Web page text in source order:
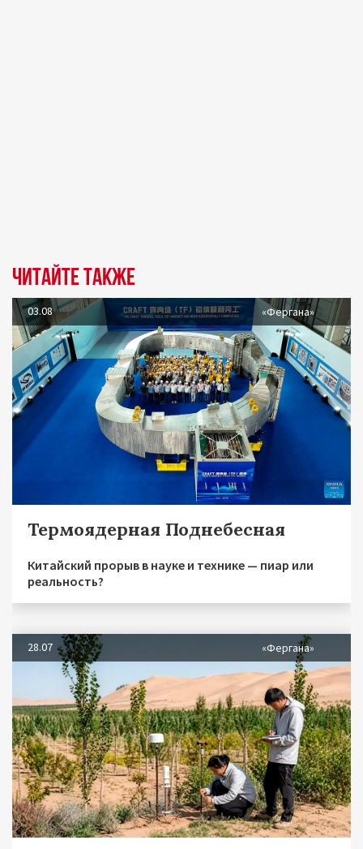
Читайте также
03.08 «Фергана»
Термоядерная Поднебесная
Китайский прорыв в науке и технике — пиар или
реальность?
28.07 «Фергана»